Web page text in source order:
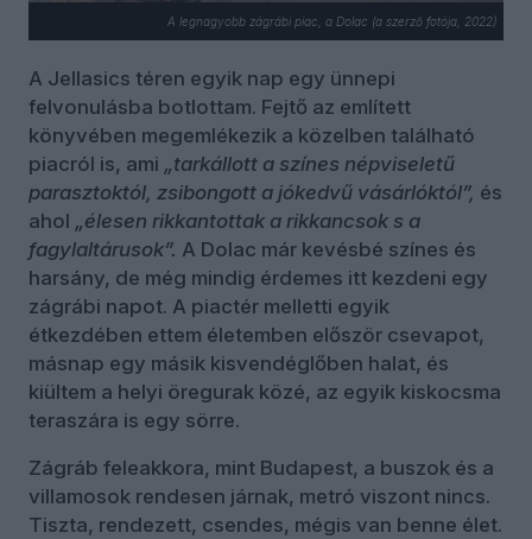
A legnagyobb zágrábi piac, a Dolac (a szerző fotója, 2022)
A Jellasics téren egyik nap egy ünnepi
felvonulásba botlottam. Fejtő az említett
könyvében megemlékezik a közelben található
piacról is, ami „tarkállott a színes népviseletű
parasztoktól, zsibongott a jókedvű vásárlóktól”, és
ahol „élesen rikkantottak a rikkancsok s a
fagylaltárusok”. A Dolac már kevésbé színes és
harsány, de még mindig érdemes itt kezdeni egy
zágrábi napot. A piactér melletti egyik
étkezdében ettem életemben először csevapot,
másnap egy másik kisvendéglőben halat, és
kiültem a helyi öregurak közé, az egyik kiskocsma
teraszára is egy sörre.
Zágráb feleakkora, mint Budapest, a buszok és a
villamosok rendesen járnak, metró viszont nincs.
Tiszta, rendezett, csendes, mégis van benne élet.